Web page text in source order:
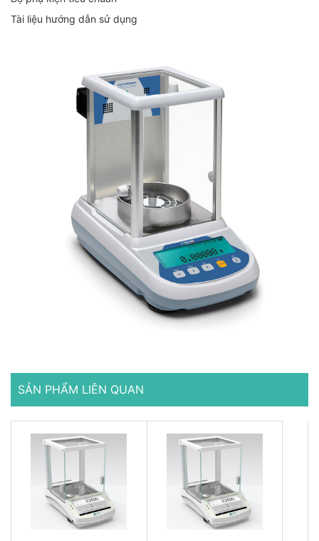
Tài liệu hướng dẫn sử dụng
SẢN PHẨM LIÊN QUAN